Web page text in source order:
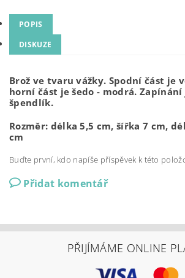
POPIS
DISKUZE
Brož ve tvaru vážky. Spodní část je
horní část je šedo - modrá.
špendlík.
Rozměr: délka 5,5 cm, šířka 7 cm,
cm
Buďte první, kdo napíše příspěvek k této
Přidat komentář
PŘIJÍMÁME ONLINE